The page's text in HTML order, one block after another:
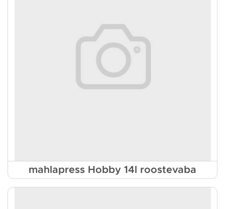
mahlapress Hobby 14l roostevaba